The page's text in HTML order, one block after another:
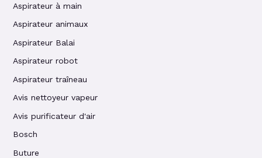
Aspirateur à main
Aspirateur animaux
Aspirateur Balai
Aspirateur robot
Aspirateur traîneau
Avis nettoyeur vapeur
Avis purificateur d'air
Bosch
Buture